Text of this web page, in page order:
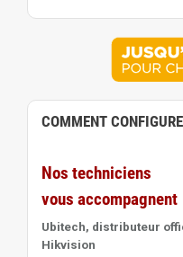
COMMENT
Nos techniciens
vous accompagnent
Ubitech, distributeur
Hikvision